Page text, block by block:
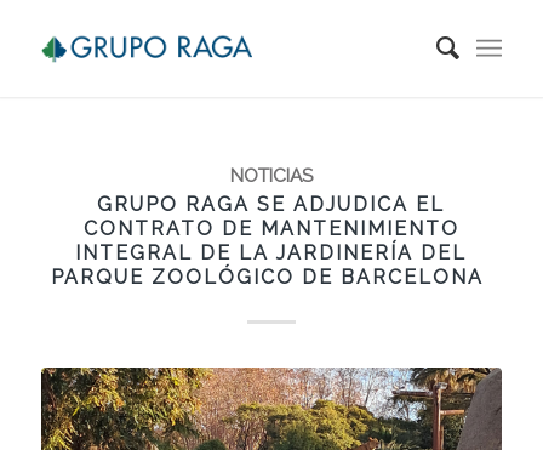
NOTICIAS
GRUPO RAGA SE ADJUDICA EL
CONTRATO DE MANTENIMIENTO
INTEGRAL DE LA JARDINERÍA DEL
PARQUE ZOOLÓGICO DE BARCELONA